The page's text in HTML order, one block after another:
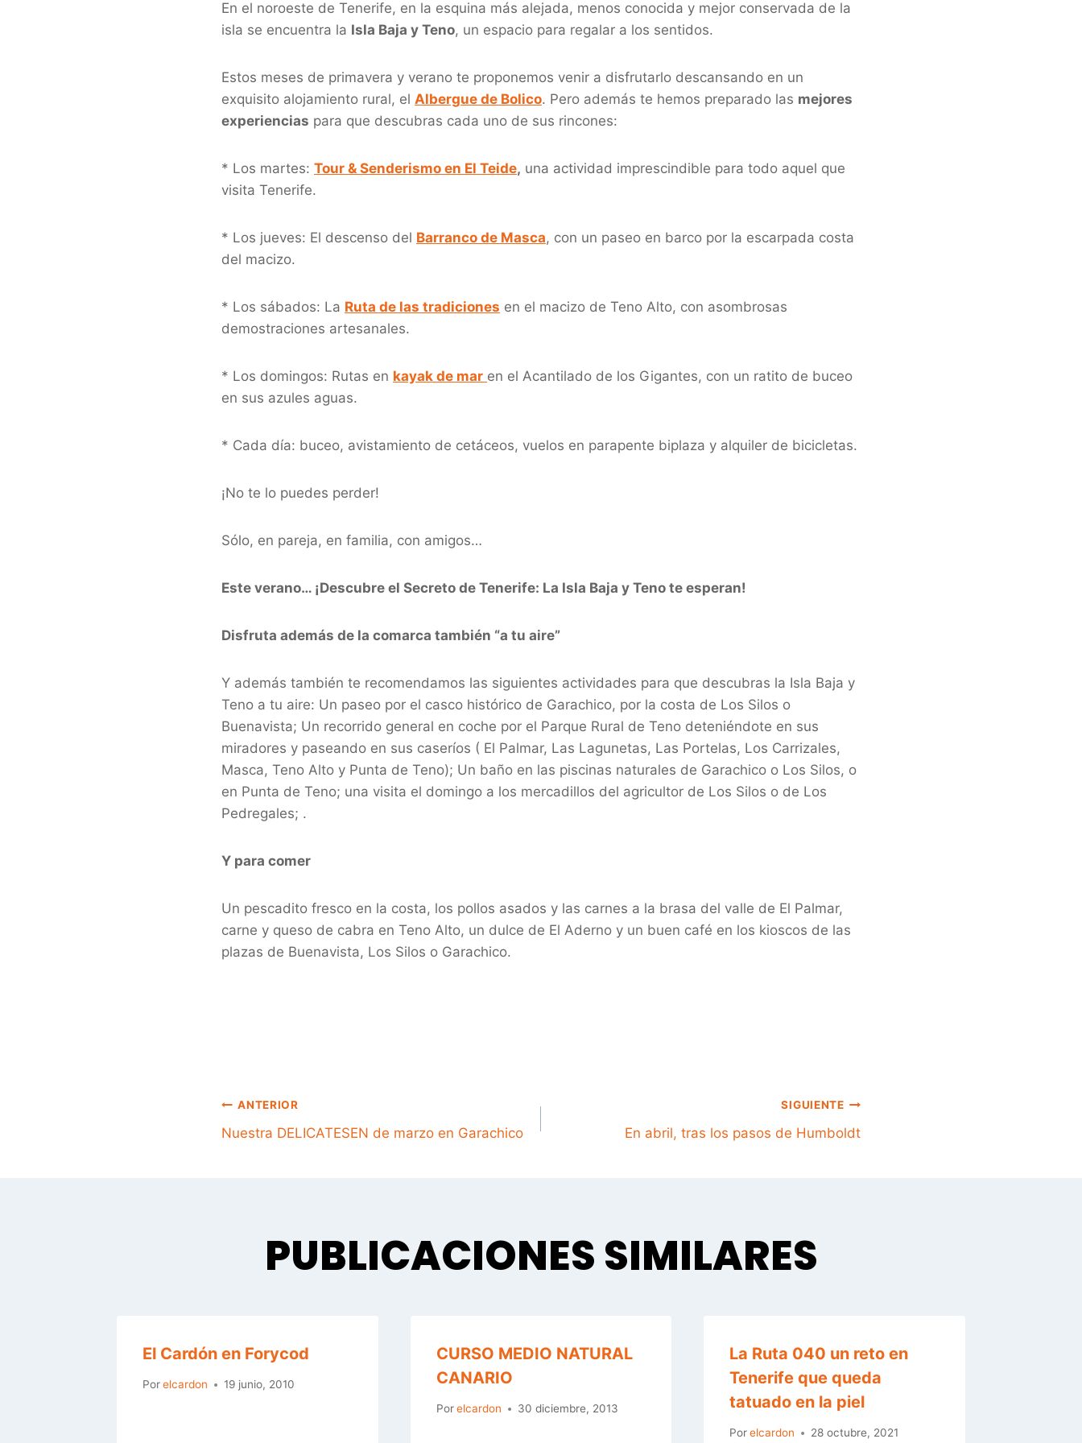
En el noroeste de Tenerife, en la esquina más alejada, menos conocida y mejor conservada de la
isla se encuentra la Isla Baja y Teno, un espacio para regalar a los sentidos.
Estos meses de primavera y verano te proponemos venir a disfrutarlo descansando en un
exquisito alojamiento rural, el Albergue de Bolico. Pero además te hemos preparado las mejores
experiencias para que descubras cada uno de sus rincones:
* Los martes: Tour & Senderismo en El Teide, una actividad imprescindible para todo aquel que
visita Tenerife.
* Los jueves: El descenso del Barranco de Masca, con un paseo en barco por la escarpada costa
del macizo.
* Los sábados: La Ruta de las tradiciones en el macizo de Teno Alto, con asombrosas
demostraciones artesanales.
* Los domingos: Rutas en kayak de mar en el Acantilado de los Gigantes, con un ratito de buceo
en sus azules aguas.
* Cada día: buceo, avistamiento de cetáceos, vuelos en parapente biplaza y alquiler de bicicletas.
¡No te lo puedes perder!
Sólo, en pareja, en familia, con amigos…
Este verano… ¡Descubre el Secreto de Tenerife: La Isla Baja y Teno te esperan!
Disfruta además de la comarca también “a tu aire”
Y además también te recomendamos las siguientes actividades para que descubras la Isla Baja y
Teno a tu aire: Un paseo por el casco histórico de Garachico, por la costa de Los Silos o
Buenavista; Un recorrido general en coche por el Parque Rural de Teno deteniéndote en sus
miradores y paseando en sus caseríos ( El Palmar, Las Lagunetas, Las Portelas, Los Carrizales,
Masca, Teno Alto y Punta de Teno); Un baño en las piscinas naturales de Garachico o Los Silos, o
en Punta de Teno; una visita el domingo a los mercadillos del agricultor de Los Silos o de Los
Pedregales; .
Y para comer
Un pescadito fresco en la costa, los pollos asados y las carnes a la brasa del valle de El Palmar,
carne y queso de cabra en Teno Alto, un dulce de El Aderno y un buen café en los kioscos de las
plazas de Buenavista, Los Silos o Garachico.
NAVEGACIÓN
ENTRADAS
ANTERIOR
Nuestra DELICATESEN de marzo en Garachico
SIGUIENTE
En abril, tras los pasos de Humboldt
PUBLICACIONES SIMILARES
El Cardón en Forycod
Porelcardon 19 junio, 2010
CURSO MEDIO NATURAL
CANARIO
Por elcardon 30 diciembre, 2013
La Ruta 040 un reto en
Tenerife que queda
tatuado en la piel
Por elcardon 28 octubre, 2021